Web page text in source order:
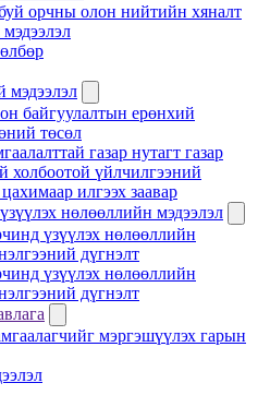
орчны олон нийтийн хяналт
мэдээлэл
байгуулалтын ерөнхий
төсөл
газар нутагт газар
холбоотой үйлчилгээний
илгээх заавар
нөлөөллийн мэдээлэл
үзүүлэх нөлөөллийн
дүгнэлт
үзүүлэх нөлөөллийн
дүгнэлт
мэргэшүүлэх гарын